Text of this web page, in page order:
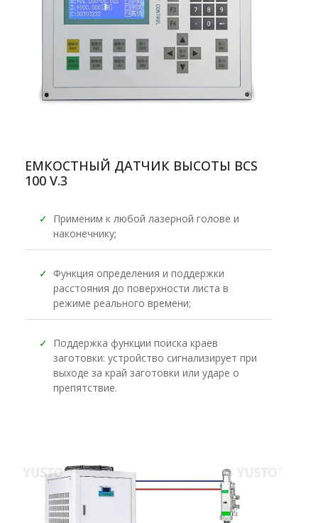
ЕМКОСТНЫЙ ДАТЧИК ВЫСОТЫ BCS
100 V.3
✓ Применим к любой лазерной голове и
наконечнику;
✓ Функция определения и поддержки
расстояния до поверхности листа в
режиме реального времени;
✓ Поддержка функции поиска краев
заготовки: устройство сигнализирует при
выходе за край заготовки или ударе о
препятствие.